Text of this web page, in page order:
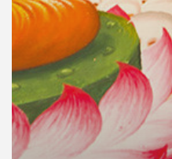
และ
กิจกรรม
เกี่ยว
กับ
เรา